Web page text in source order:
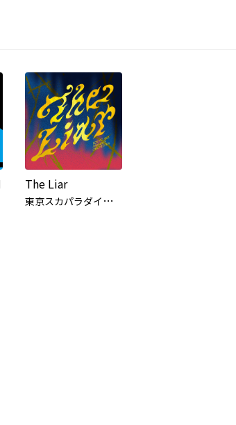
The Liar
東
京スカパラダイスオーケストラ